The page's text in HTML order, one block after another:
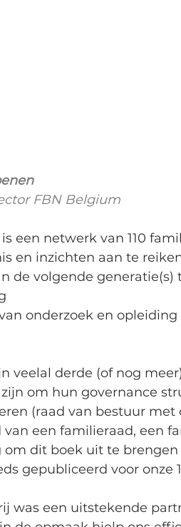
FBN Belgium
een netwerk van 110
en inzichten aan te
de volgende
onderzoek en opleiding
veelal derde (of nog
om hun governance
(raad van bestuur
een familieraad, een
om dit boek uit te
gepubliceerd voor onze
was een uitstekende